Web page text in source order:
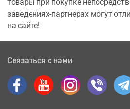
товары при покупке
заведениях-партнерах могут
на сайте!
Связаться с нами